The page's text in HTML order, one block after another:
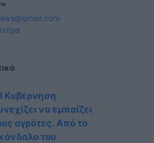
Κυβέρνηση
να εμπαίζει
αγρότες. Από το
του